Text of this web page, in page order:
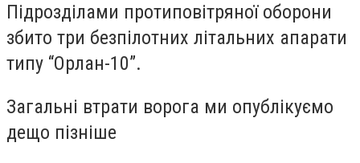
Підрозділами протиповітряної оборони
збито три безпілотних літальних апарати
типу “Орлан-10”.
Загальні втрати ворога ми опублікуємо
дещо пізніше